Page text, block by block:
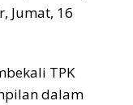
Jumat, 16
TPK
dalam